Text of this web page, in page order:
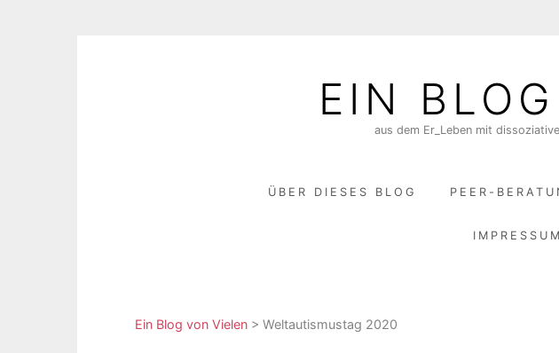
EIN
aus dem Er_Leben mit
ÜBER DIESES BLOG PEER-
Ein Blog von Vielen > Weltautismustag 2020